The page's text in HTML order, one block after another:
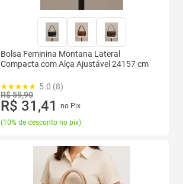
Bolsa Feminina Montana Lateral
Compacta com Alça Ajustável 24157 cm
5.0 (8)
R$ 59,90
R$ 31,41
no Pix
(10% de desconto no pix)